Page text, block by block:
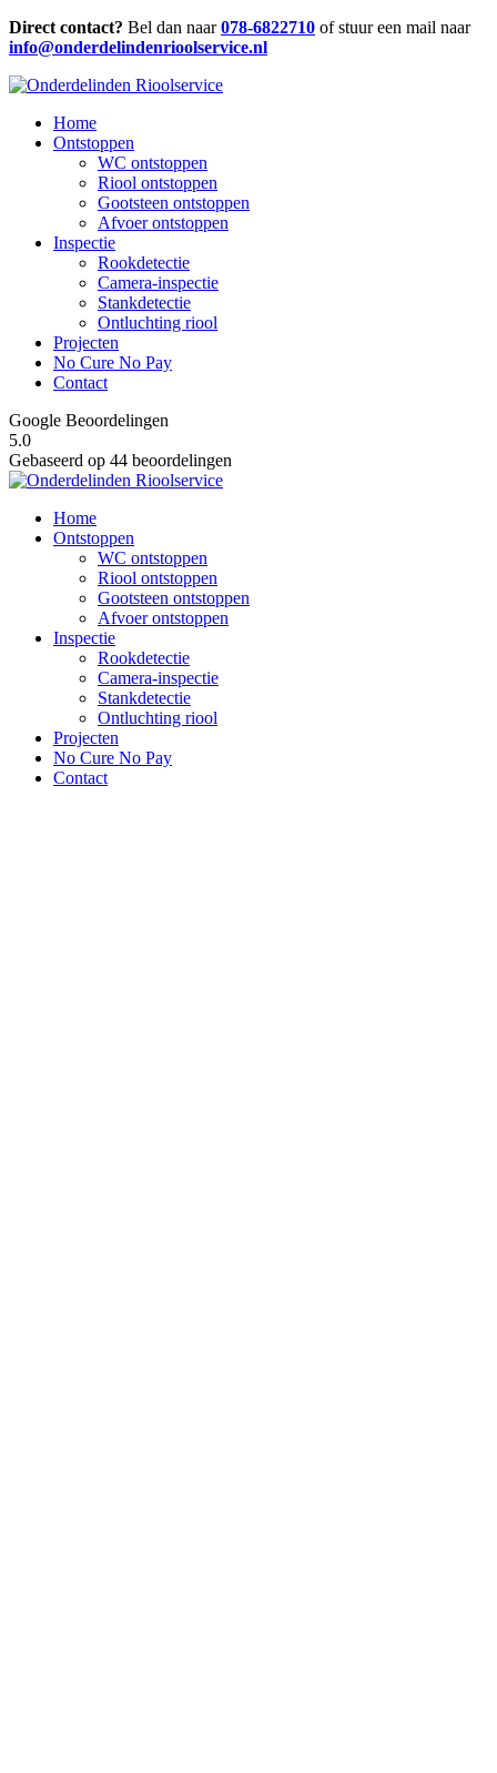
Direct contact? Bel dan naar078-6822710 of stuur een mail naar
info@onderdelindenrioolservice.nl
Home
Ontstoppen
WC ontstoppen
Riool ontstoppen
Gootsteen ontstoppen
Afvoer ontstoppen
Inspectie
Rookdetectie
Camera-inspectie
Stankdetectie
Ontluchting riool
Projecten
No Cure No Pay
Contact
Google Beoordelingen
5.0
Gebaseerd op 44 beoordelingen
Home
Ontstoppen
WC ontstoppen
Riool ontstoppen
Gootsteen ontstoppen
Afvoer ontstoppen
Inspectie
Rookdetectie
Camera-inspectie
Stankdetectie
Ontluchting riool
Projecten
No Cure No Pay
Contact